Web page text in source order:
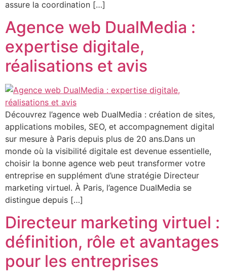
assure la coordination […]
Agence web DualMedia :
expertise digitale,
réalisations et avis
Découvrez l’agence web DualMedia : création de sites,
applications mobiles, SEO, et accompagnement digital
sur mesure à Paris depuis plus de 20 ans.Dans un
monde où la visibilité digitale est devenue essentielle,
choisir la bonne agence web peut transformer votre
entreprise en supplément d’une stratégie Directeur
marketing virtuel. À Paris, l’agence DualMedia se
distingue depuis […]
Directeur marketing virtuel :
définition, rôle et avantages
pour les entreprises